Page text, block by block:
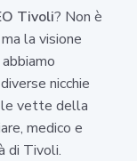
Tivoli? Non è
la visione
nicchie
le vette della
medico e
di Tivoli.